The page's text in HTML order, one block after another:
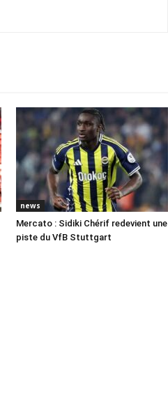
news
Mercato : Sidiki Chérif redevient une
piste du VfB Stuttgart